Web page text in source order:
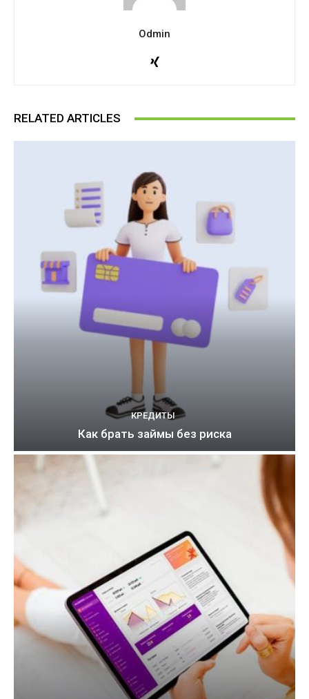
Odmin
RELATED ARTICLES
КРЕДИТЫ
Как брать займы без риска